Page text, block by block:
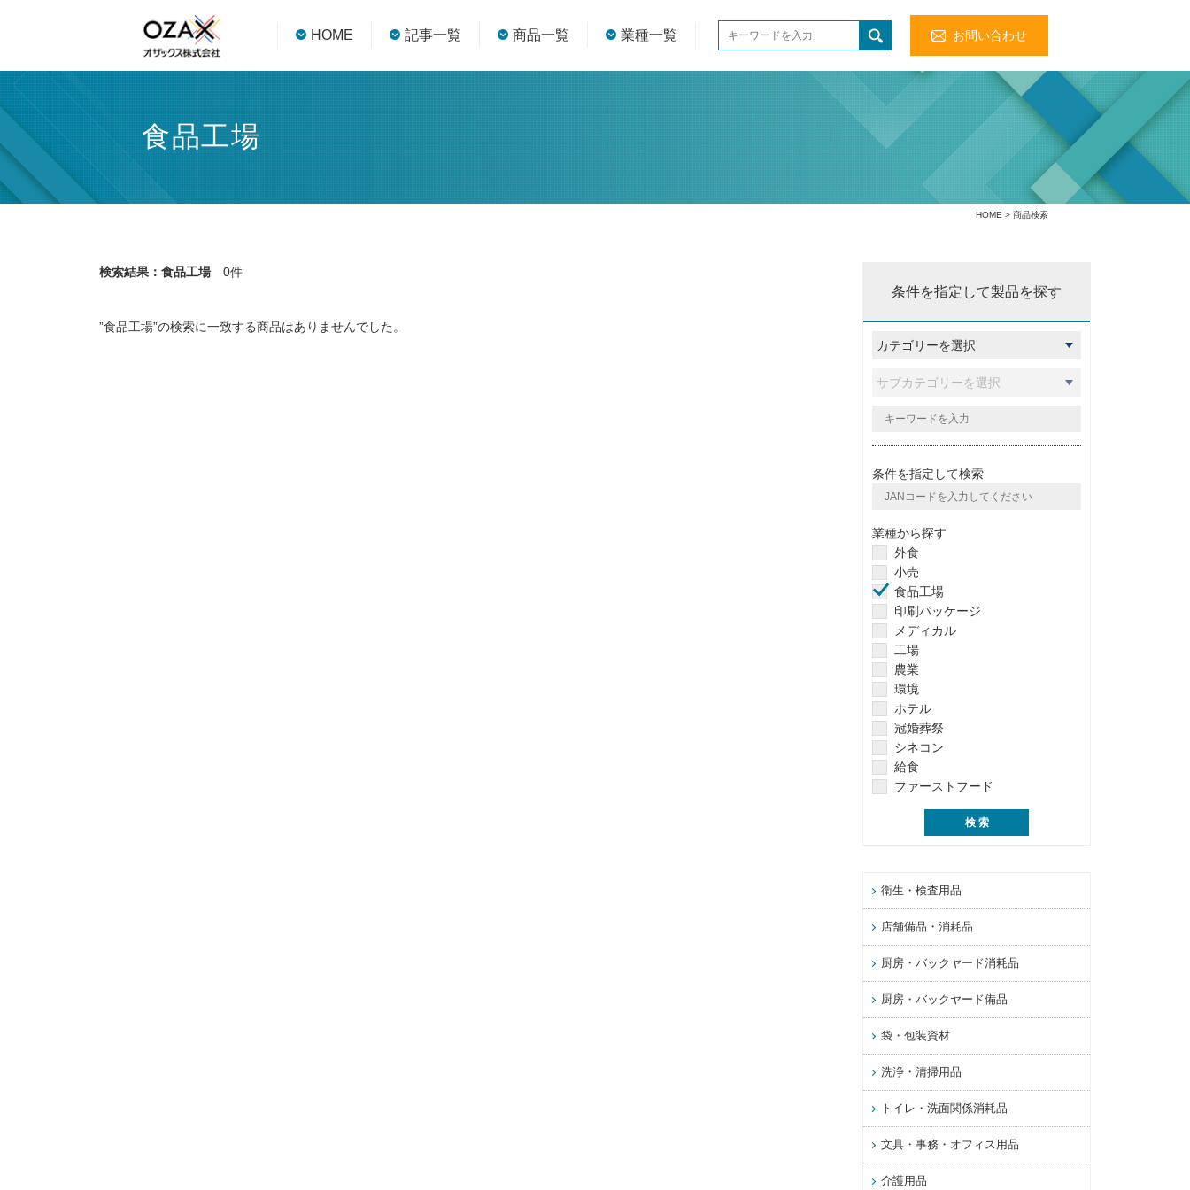
HOME 記事一覧 商品一覧 業種一覧 お問い合わせ
食品工場
HOME > 商品検索
検索結果：食品工場0件
”食品工場”の検索に一致する商品はありませんでした。
条件を指定して製品を探す
条件を指定して検索
業種から探す
外食
小売
食品工場
印刷パッケージ
メディカル
工場
農業
環境
ホテル
冠婚葬祭
シネコン
給食
ファーストフード
衛生・検査用品
店舗備品・消耗品
厨房・バックヤード消耗品
厨房・バックヤード備品
袋・包装資材
洗浄・清掃用品
トイレ・洗面関係消耗品
文具・事務・オフィス用品
介護用品